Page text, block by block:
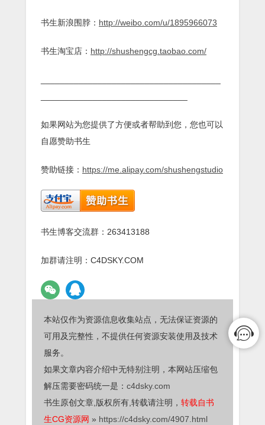
书生新浪围脖： http://weibo.com/u/1895966073
书生淘宝店： http://shushengcg.taobao.com/
如果网站为您提供了方便或者帮助到您，您也可以
自愿赞助书生
赞助链接： https://me.alipay.com/shushengstudio
书生博客交流群：263413188
加群请注明：C4DSKY.COM
本站仅作为资源信息收集站点，无法保证资源的
可用及完整性，不提供任何资源安装使用及技术
服务。
如果文章内容介绍中无特别注明，本网站压缩包
解压需要密码统一是： c4dsky.com
书生原创文章,版权所有,转载请注明， 转载自书
生CG资源网 » https://c4dsky.com/4907.html